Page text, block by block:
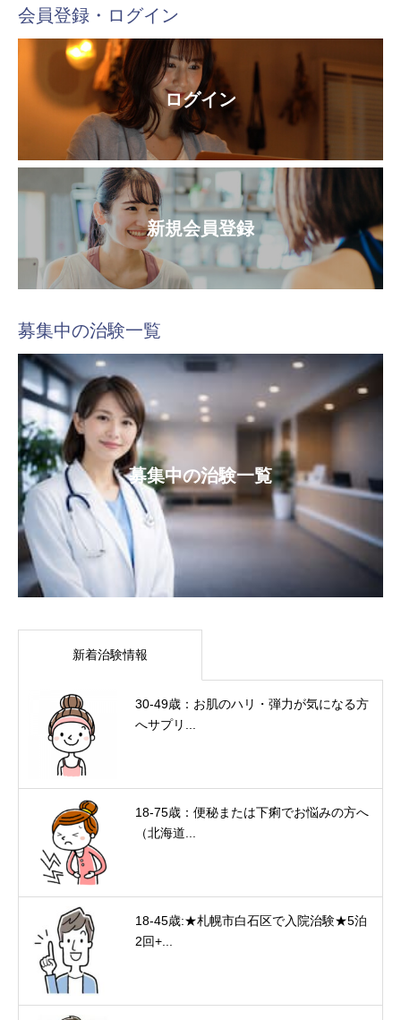
会員登録・ログイン
ログイン
新規会員登録
募集中の治験一覧
募集中の治験一覧
新着治験情報
30-49歳：お肌のハリ・弾力が気になる方
へサプリ...
18-75歳：便秘または下痢でお悩みの方へ
（北海道...
18-45歳:★札幌市白石区で入院治験★5泊
2回+...